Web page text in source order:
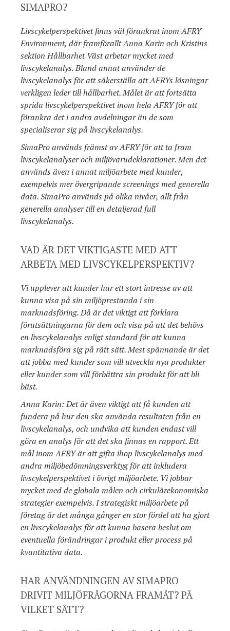
SIMAPRO?
Livscykelperspektivet finns väl förankrat inom AFRY
Environment, där framförallt Anna Karin och Kristins
sektion Hållbarhet Väst arbetar mycket med
livscykelanalys. Bland annat använder de
livscykelanalys för att säkerställa att AFRYs lösningar
verkligen leder till hållbarhet. Målet är att fortsätta
sprida livscykelperspektivet inom hela AFRY för att
förankra det i andra avdelningar än de som
specialiserar sig på livscykelanalys.
SimaPro används främst av AFRY för att ta fram
livscykelanalyser och miljövarudeklarationer. Men det
används även i annat miljöarbete med kunder,
exempelvis mer övergripande screenings med generella
data. SimaPro används på olika nivåer, allt från
generella analyser till en detaljerad full
livscykelanalys.
VAD ÄR DET VIKTIGASTE MED ATT
ARBETA MED LIVSCYKELPERSPEKTIV?
Vi upplever att kunder har ett stort intresse av att
kunna visa på sin miljöprestanda i sin
marknadsföring. Då är det viktigt att förklara
förutsättningarna för dem och visa på att det behövs
en livscykelanalys enligt standard för att kunna
marknadsföra sig på rätt sätt. Mest spännande är det
att jobba med kunder som vill utveckla nya produkter
eller kunder som vill förbättra sin produkt för att bli
bäst.
Anna Karin: Det är även viktigt att få kunden att
fundera på hur den ska använda resultaten från en
livscykelanalys, och undvika att kunden endast vill
göra en analys för att det ska finnas en rapport. Ett
mål inom AFRY är att gifta ihop livscykelanalys med
andra miljöbedömningsverktyg för att inkludera
livscykelperspektivet i övrigt miljöarbete. Vi jobbar
mycket med de globala målen och cirkulärekonomiska
strategier exempelvis. I strategiskt miljöarbete på
företag är det många gånger en stor fördel att ha gjort
en livscykelanalys för att kunna basera beslut om
eventuella förändringar i produkt eller process på
kvantitativa data.
HAR ANVÄNDNINGEN AV SIMAPRO
DRIVIT MILJÖFRÅGORNA FRAMÅT? PÅ
VILKET SÄTT?